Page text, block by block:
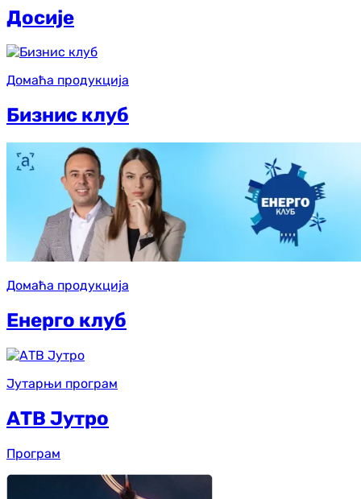
Досије
Домаћа продукција
Бизнис клуб
Домаћа продукција
Енерго клуб
Јутарњи програм
АТВ Јутро
Програм